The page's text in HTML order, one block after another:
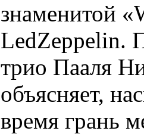
знаменитой «
LedZeppelin.
трио Пааля
объясняет,
время грань